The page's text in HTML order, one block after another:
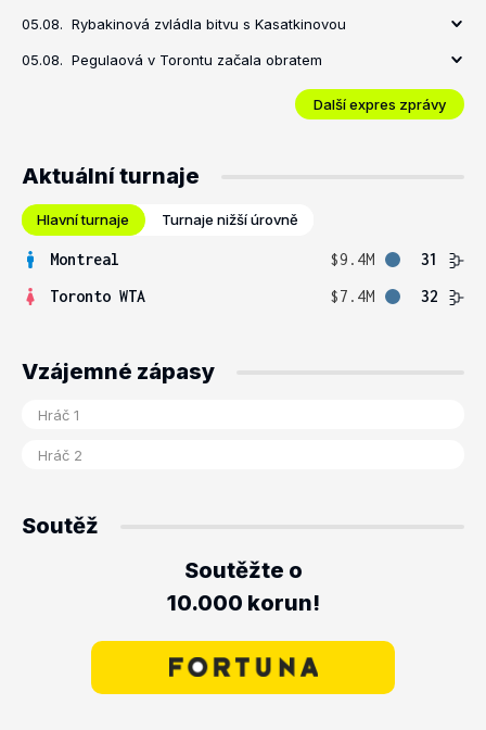
05.08. Rybakinová zvládla bitvu s Kasatkinovou
05.08. Pegulaová v Torontu začala obratem
Další expres zprávy
Aktuální turnaje
Hlavní turnaje Turnaje nižší úrovně
Montreal $9.4M
31
Toronto WTA
$7.4M 32
Vzájemné zápasy
Soutěž
Soutěžte o
10.000 korun!